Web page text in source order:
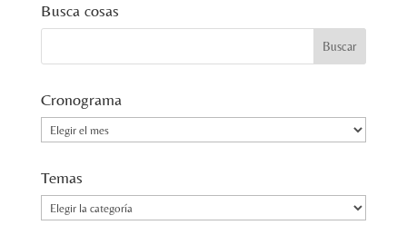
Busca cosas
Cronograma
Cronograma
Temas
Temas